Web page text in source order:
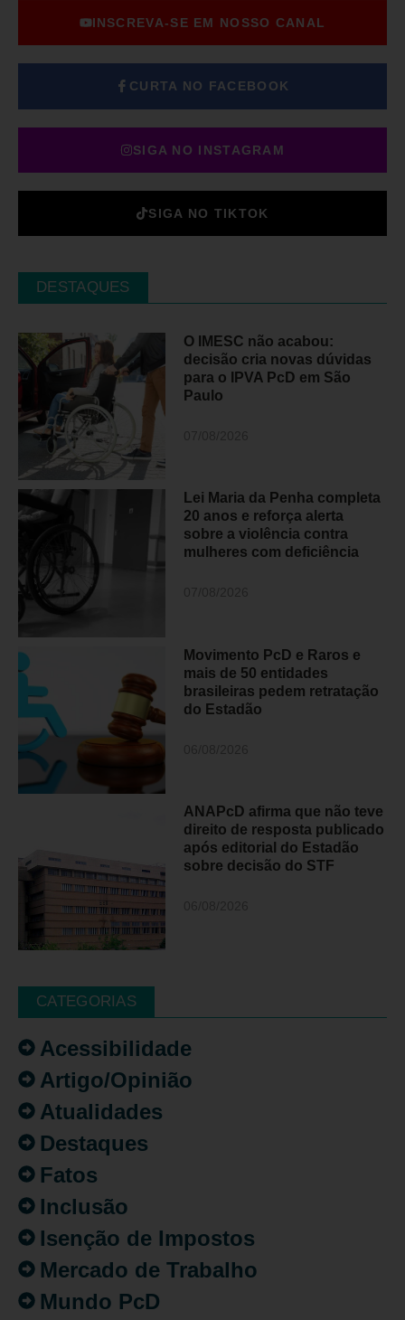
INSCREVA-SE EM NOSSO CANAL
CURTA NO FACEBOOK
SIGA NO INSTAGRAM
SIGA NO TIKTOK
DESTAQUES
O IMESC não acabou:
decisão cria novas dúvidas
para o IPVA PcD em São
Paulo
Lei Maria da Penha completa
20 anos e reforça alerta
sobre a violência contra
mulheres com deficiência
Movimento PcD e Raros e
mais de 50 entidades
brasileiras pedem retratação
do Estadão
ANAPcD afirma que não teve
direito de resposta publicado
após editorial do Estadão
sobre decisão do STF
CATEGORIAS
Acessibilidade
Artigo/Opinião
Atualidades
Destaques
Fatos
Inclusão
Isenção de Impostos
Mercado de Trabalho
Mundo PcD